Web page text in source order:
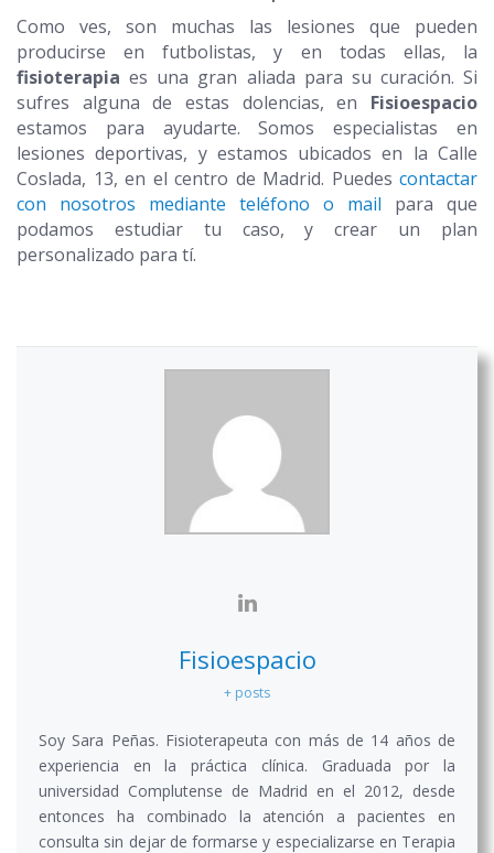
Como ves, son muchas las lesiones que pueden
producirse en futbolistas, y en todas ellas, la
fisioterapia es una gran aliada para su curación. Si
sufres alguna de estas dolencias, en Fisioespacio
estamos para ayudarte. Somos especialistas en
lesiones deportivas, y estamos ubicados en la Calle
Coslada, 13, en el centro de Madrid. Puedes contactar
con nosotros mediante teléfono o mail para que
podamos estudiar tu caso, y crear un plan
personalizado para tí.
Fisioespacio
+ posts
Soy Sara Peñas. Fisioterapeuta con más de 14 años de
experiencia en la práctica clínica. Graduada por la
universidad Complutense de Madrid en el 2012, desde
entonces ha combinado la atención a pacientes en
consulta sin dejar de formarse y especializarse en Terapia